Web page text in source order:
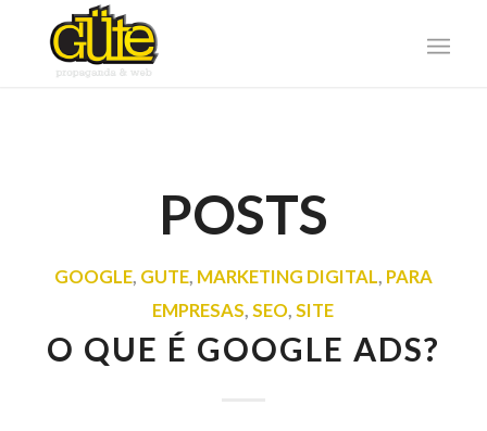
POSTS
GOOGLE, GUTE, MARKETING DIGITAL, PARA
EMPRESAS,SEO,SITE
O QUE É GOOGLE ADS?